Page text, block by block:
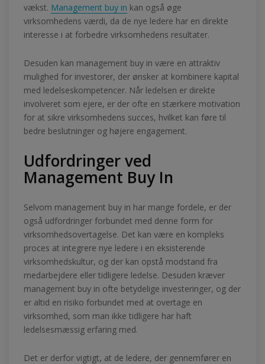
vækst. Management buy in kan også øge
virksomhedens værdi, da de nye ledere har en direkte
interesse i at forbedre virksomhedens resultater.
Desuden kan management buy in være en attraktiv
mulighed for investorer, der ønsker at kombinere kapital
med ledelseskompetencer. Når ledelsen er direkte
involveret som ejere, er der ofte en stærkere motivation
for at sikre virksomhedens succes, hvilket kan føre til
bedre beslutninger og højere engagement.
Udfordringer ved
Management Buy In
Selvom management buy in har mange fordele, er der
også udfordringer forbundet med denne form for
virksomhedsovertagelse. Det kan være en kompleks
proces at integrere nye ledere i en eksisterende
virksomhedskultur, og der kan opstå modstand fra
medarbejdere eller tidligere ledelse. Desuden kræver
management buy in ofte betydelige investeringer, og der
er altid en risiko forbundet med at overtage en
virksomhed, som man ikke tidligere har haft
ledelsesmæssig erfaring med.
Det er derfor vigtigt, at de ledere, der gennemfører en